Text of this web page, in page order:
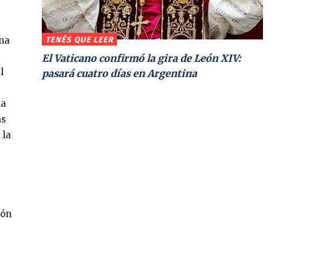
la
TENÉS QUE LEER
El Vaticano confirmó la gira de León XIV:
pasará cuatro días en Argentina